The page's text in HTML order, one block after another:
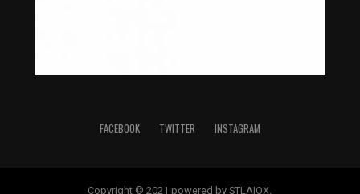
FACEBOOK TWITTER INSTAGRAM
Copyright © 2021 powered by STLAIOX.